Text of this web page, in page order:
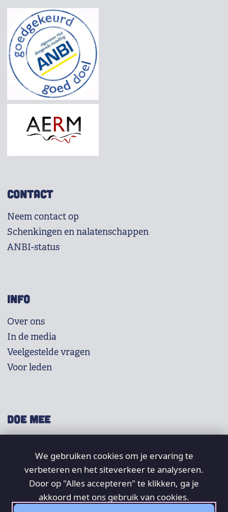
CONTACT
Neem contact op
Schenkingen en nalatenschappen
ANBI-status
INFO
Over ons
In de media
Veelgestelde vragen
Voor leden
DOE MEE
Doneer
Word lid
Vrijwilligers
We gebruiken cookies om je ervaring te
verbeteren en het siteverkeer te analyseren.
Door op "Alles accepteren" te klikken, ga je
akkoord met ons gebruik van cookies.